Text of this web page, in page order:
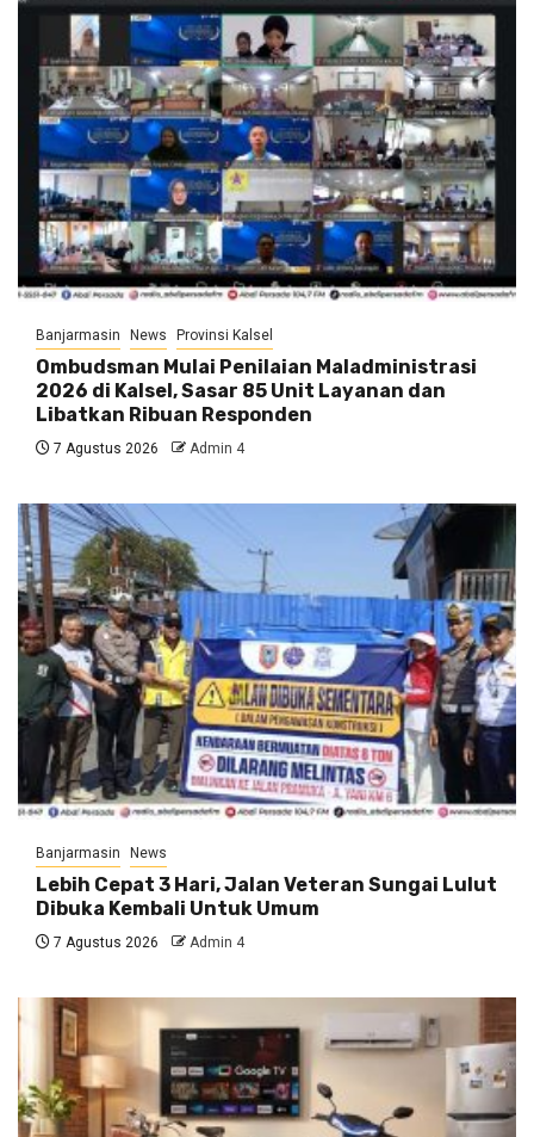
Banjarmasin News Provinsi Kalsel
Ombudsman Mulai Penilaian Maladministrasi
2026 di Kalsel, Sasar 85 Unit Layanan dan
Libatkan Ribuan Responden
7 Agustus 2026 Admin 4
Banjarmasin News
Lebih Cepat 3 Hari, Jalan Veteran Sungai Lulut
Dibuka Kembali Untuk Umum
7 Agustus 2026 Admin 4